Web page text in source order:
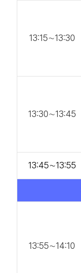
13:15∼13:30
13:30∼13:45
13:45∼13:55
13:55∼14:10